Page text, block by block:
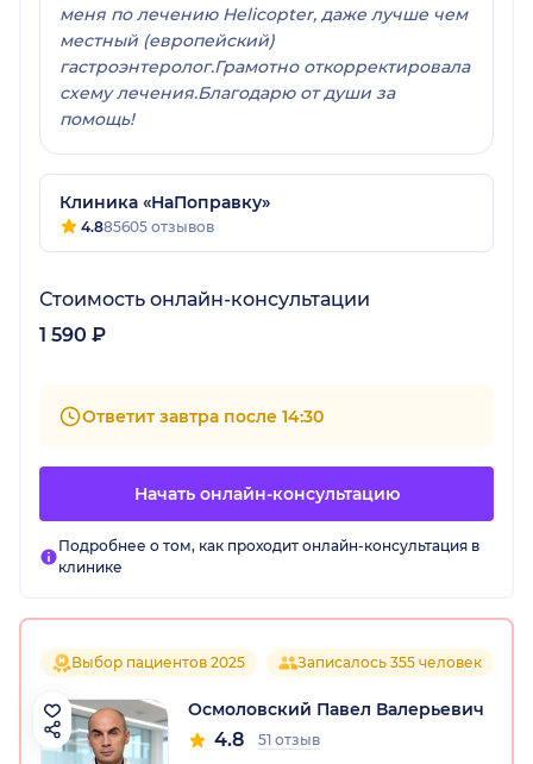
меня по лечению Helicopter, даже лучше чем
местный (европейский)
гастроэнтеролог.Грамотно откорректировала
схему лечения.Благодарю от души за
помощь!
Клиника «НаПоправку»
4.885605 отзывов
Стоимость онлайн-консультации
1 590 ₽
Ответит завтра после 14:30
Начать онлайн-консультацию
Подробнее о том, как проходит онлайн-консультация в
клинике
Выбор пациентов 2025 Записалось 355 человек
Осмоловский Павел Валерьевич
4.8 51 отзыв